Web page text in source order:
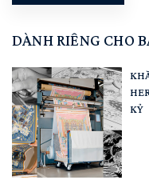
DÀNH RIÊNG CHO
KỶ